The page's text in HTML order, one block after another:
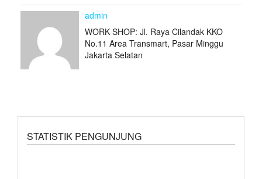
admin
WORK SHOP: Jl. Raya Cilandak KKO
No.11 Area Transmart, Pasar Minggu
Jakarta Selatan
STATISTIK PENGUNJUNG